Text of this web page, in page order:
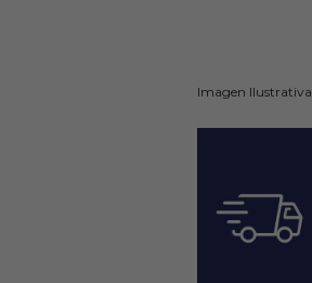
Imagen Ilustrativa